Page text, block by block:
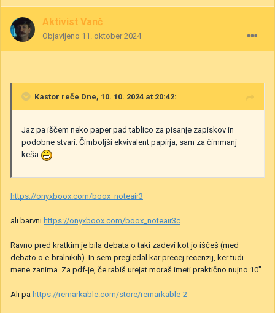
Aktivist Vanč
Objavljeno 11. oktober 2024
Kastor reče Dne, 10. 10. 2024 at 20:42:
Jaz pa iščem neko paper pad tablico za pisanje zapiskov in
podobne stvari. Čimboljši ekvivalent papirja, sam za čimmanj
keša
https://onyxboox.com/boox_noteair3
ali barvni https://onyxboox.com/boox_noteair3c
Ravno pred kratkim je bila debata o taki zadevi kot jo iščeš (med
debato o e-bralnikih). In sem pregledal kar precej recenzij, ker tudi
mene zanima. Za pdf-je, če rabiš urejat moraš imeti praktično nujno 10".
Ali pa https://remarkable.com/store/remarkable-2